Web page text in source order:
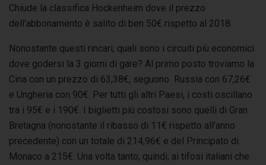
Chiude la classifica Hockenheim dove il prezzo
dell’abbonamento è salito di ben 50€ rispetto al 2018.
Nonostante questi rincari, quali sono i circuiti più economici
dove godersi la 3 giorni di gare? Al primo posto troviamo la
Cina con un prezzo di 63,38€, seguono Russia con 67,26€
e Ungheria con 90€. Per tutti gli altri Paesi, i costi oscillano
tra i 95€ e i 190€. I biglietti più costosi sono quelli di Gran
Bretagna (nonostante il ribasso di 11€ rispetto all’anno
precedente) con un totale di 214,96€ e del Principato di
Monaco a 215€. Una volta tanto, quindi, ai tifosi italiani che